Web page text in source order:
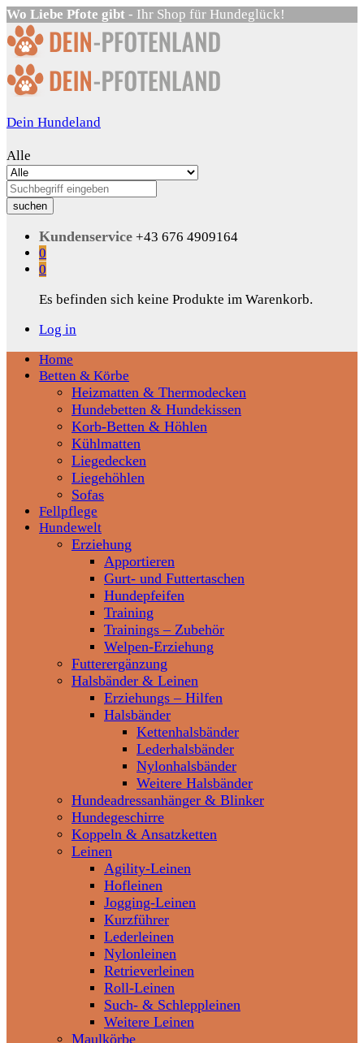
Wo Liebe Pfote gibt - Ihr Shop für Hundeglück!
Dein Hundeland
Alle
suchen
Kundenservice +43 676 4909164
0
0
Es befinden sich keine Produkte im Warenkorb.
Log in
Home
Betten & Körbe
Heizmatten & Thermodecken
Hundebetten & Hundekissen
Korb-Betten & Höhlen
Kühlmatten
Liegedecken
Liegehöhlen
Sofas
Fellpflege
Hundewelt
Erziehung
Apportieren
Gurt- und Futtertaschen
Hundepfeifen
Training
Trainings – Zubehör
Welpen-Erziehung
Futterergänzung
Halsbänder & Leinen
Erziehungs – Hilfen
Halsbänder
Kettenhalsbänder
Lederhalsbänder
Nylonhalsbänder
Weitere Halsbänder
Hundeadressanhänger & Blinker
Hundegeschirre
Koppeln & Ansatzketten
Leinen
Agility-Leinen
Hofleinen
Jogging-Leinen
Kurzführer
Lederleinen
Nylonleinen
Retrieverleinen
Roll-Leinen
Such- & Schleppleinen
Weitere Leinen
Maulkörbe